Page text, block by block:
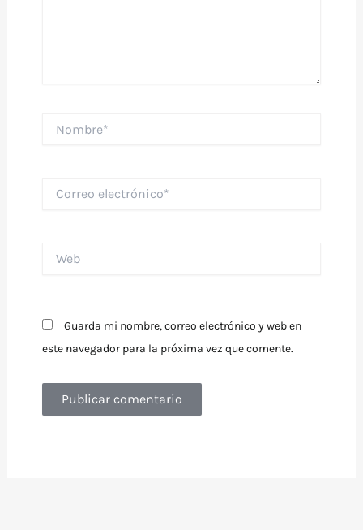
electrónico*
Guarda mi nombre, correo electrónico y web en
este navegador para la próxima vez que comente.